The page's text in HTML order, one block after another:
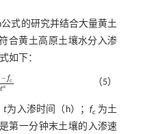
公式的研究并结合大量黄土
合黄土高原土壤水分入渗
如下：
−fc
ta （5）
t为入渗时间（h）；fc 为土
是第一分钟末土壤的入渗速